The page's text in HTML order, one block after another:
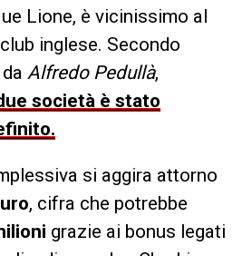
Lione, è vicinissimo al
inglese. Secondo
Alfredo Pedullà,
società è stato
si aggira attorno
, cifra che potrebbe
grazie ai bonus legati